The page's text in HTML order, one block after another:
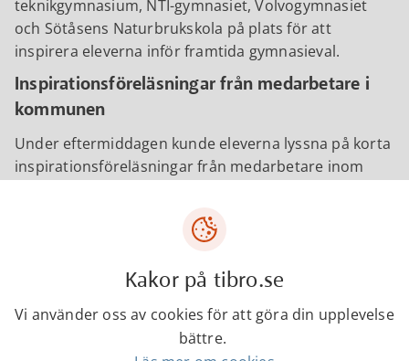
teknikgymnasium, NTI-gymnasiet, Volvogymnasiet
och Sötåsens Naturbrukskola på plats för att
inspirera eleverna inför framtida gymnasieval.
Inspirationsföreläsningar från medarbetare i
kommunen
Under eftermiddagen kunde eleverna lyssna på korta
inspirationsföreläsningar från medarbetare inom
berättade om hur han hittade sin grej.
mycket om att möta andra människor. Det här är det
bästa jobbet som jag kan tänka mig och jag hoppas
att ni också ska hitta er grej, sa Johan under sin
Kakor på tibro.se
Vi använder oss av cookies för att göra din upplevelse
bättre.